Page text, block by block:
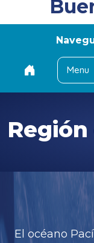
Menu
El océano